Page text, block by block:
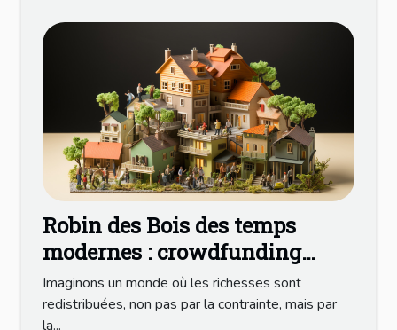
Robin des Bois des temps
modernes : crowdfunding
immobilier
Imaginons un monde où les richesses sont
redistribuées, non pas par la contrainte, mais par
la...